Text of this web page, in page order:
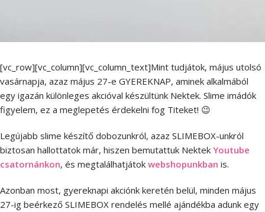
[vc_row][vc_column][vc_column_text]Mint tudjátok, május utolsó
vasárnapja, azaz május 27-e GYEREKNAP, aminek alkalmából
egy igazán különleges akcióval készültünk Nektek. Slime imádók
figyelem, ez a meglepetés érdekelni fog Titeket! 😉
Legújabb slime készítő dobozunkról, azaz SLIMEBOX-unkról
biztosan hallottatok már, hiszen bemutattuk Nektek Youtube
csatornánkon, és megtalálhatjátok webshopunkban is.
Azonban most, gyereknapi akciónk keretén belül, minden május
27-ig beérkező SLIMEBOX rendelés mellé ajándékba adunk egy